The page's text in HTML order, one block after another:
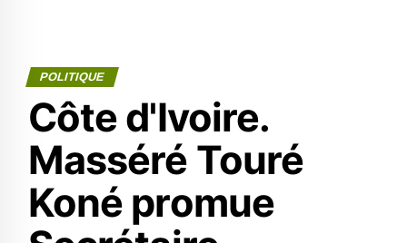
POLITIQUE
Côte d'Ivoire.
Masséré Touré
Koné promue